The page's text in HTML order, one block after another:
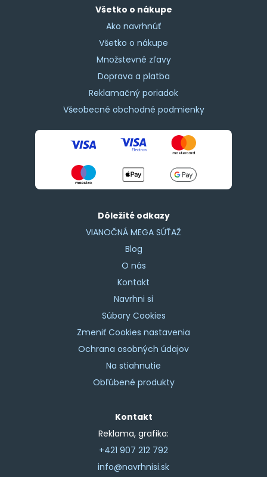
Všetko o nákupe
Ako navrhnúť
Všetko o nákupe
Množstevné zľavy
Doprava a platba
Reklamačný poriadok
Všeobecné obchodné podmienky
Dôležité odkazy
VIANOČNÁ MEGA SÚŤAŽ
Blog
O nás
Kontakt
Navrhni si
Súbory Cookies
Zmeniť Cookies nastavenia
Ochrana osobných údajov
Na stiahnutie
Obľúbené produkty
Kontakt
Reklama, grafika:
+421 907 212 792
info@navrhnisi.sk